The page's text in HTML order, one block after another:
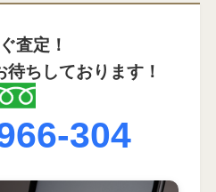
査定！
ちしております！
304